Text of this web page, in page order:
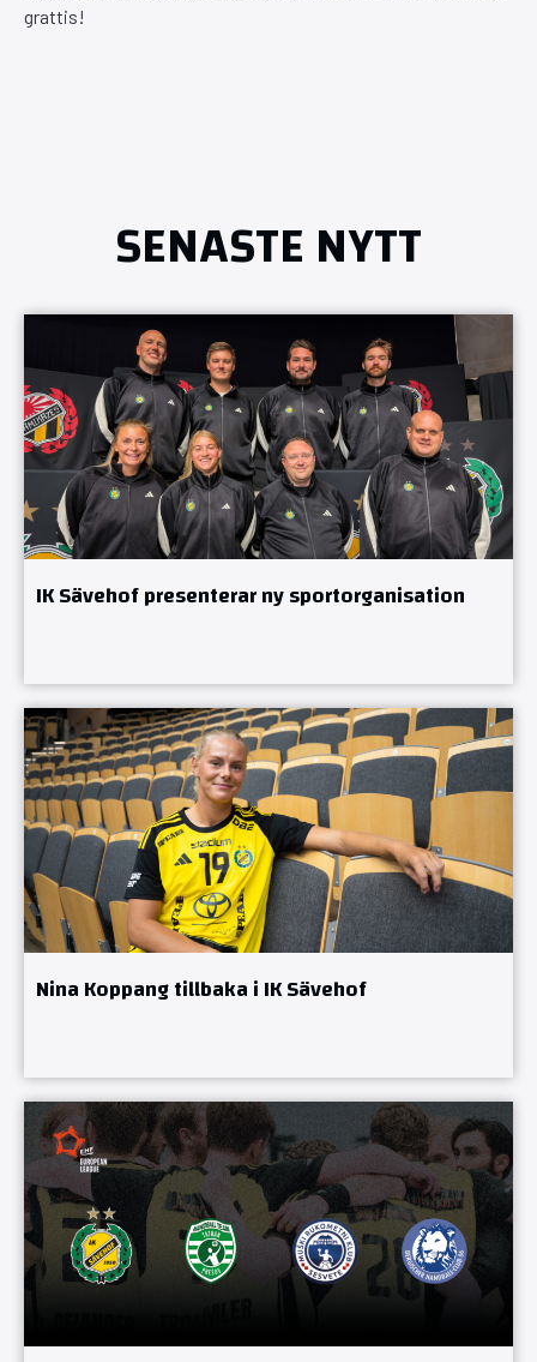
grattis!
SENASTE NYTT
IK Sävehof presenterar ny sportorganisation
Nina Koppang tillbaka i IK Sävehof